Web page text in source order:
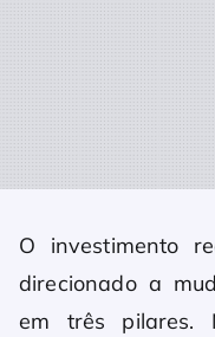
O investimento
direcionado a
em três pilares.